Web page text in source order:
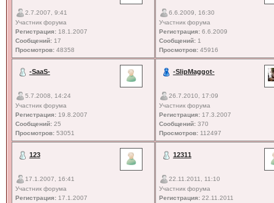
2.7.2007, 9:41
Участник форума
Регистрация:18.1.2007
Сообщений:17
Просмотров:48358
6.6.2009, 16:30
Участник форума
Регистрация:6.6.2009
Сообщений:1
Просмотров:45916
-SaaS-
5.7.2008, 14:24
Участник форума
Регистрация:19.8.2007
Сообщений:25
Просмотров:53051
-SlipMaggot-
26.7.2010, 17:09
Участник форума
Регистрация:17.3.2007
Сообщений:370
Просмотров:112497
123
17.1.2007, 16:41
Участник форума
Регистрация:17.1.2007
12311
22.11.2011, 11:10
Участник форума
Регистрация:22.11.2011